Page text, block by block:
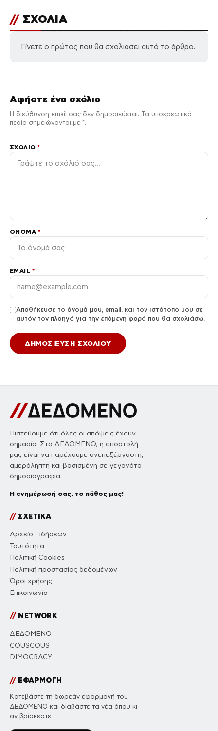
// ΣΧΟΛΙΑ
Γίνετε ο πρώτος που θα σχολιάσει αυτό το άρθρο.
Αφήστε ένα σχόλιο
Η διεύθυνση email σας δεν δημοσιεύεται. Τα υποχρεωτικά
πεδία σημειώνονται με *.
ΣΧΌΛΙΟ*
ΌΝΟΜΑ *
EMAIL *
Αποθήκευσε το όνομά μου, email, και τον ιστότοπο μου σε
αυτόν τον πλοηγό για την επόμενη φορά που θα σχολιάσω.
Πιστεύουμε ότι όλες οι απόψεις έχουν
σημασία. Στο ΔΕΔΟΜΕΝΟ, η αποστολή
μας είναι να παρέχουμε ανεπεξέργαστη,
αμερόληπτη και βασισμένη σε γεγονότα
δημοσιογραφία.
Η ενημέρωσή σας, το πάθος μας!
//ΣΧΕΤΙΚΑ
Αρχείο Ειδήσεων
Ταυτότητα
Πολιτική Cookies
Πολιτική προστασίας δεδομένων
Όροι χρήσης
Επικοινωνία
//NETWORK
ΔΕΔΟΜΕΝΟ
COUSCOUS
DIMOCRACY
//ΕΦΑΡΜΟΓΗ
Κατεβάστε τη δωρεάν εφαρμογή του
ΔΕΔΟΜΕΝΟ και διαβάστε τα νέα όπου κι
αν βρίσκεστε.